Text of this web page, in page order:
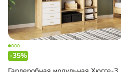
-35%